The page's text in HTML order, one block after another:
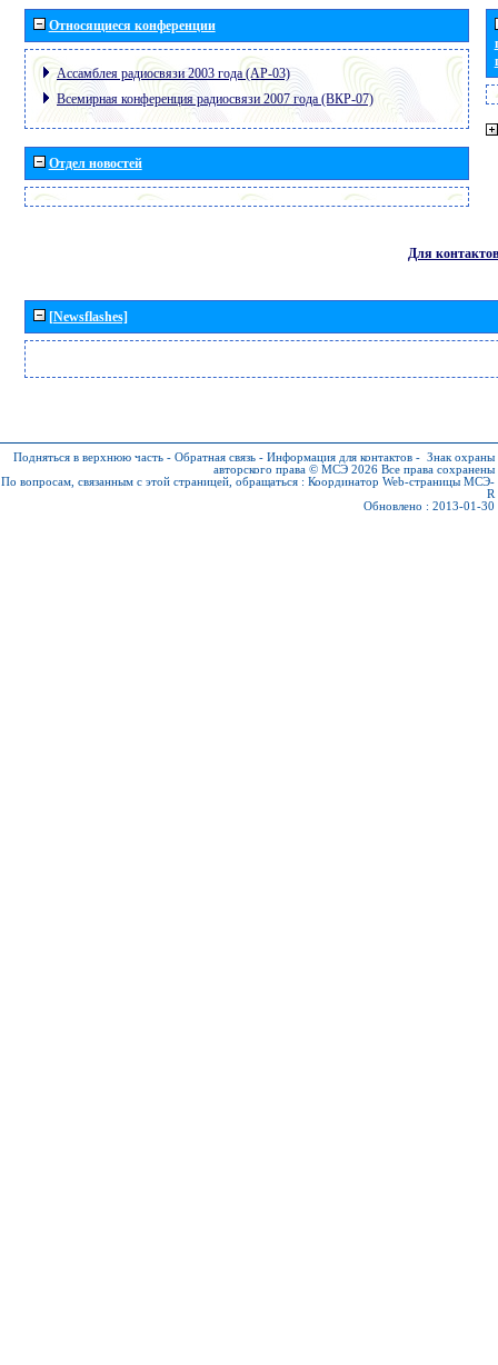
Относящиеся конференции
Ассамблея радиосвязи 2003 года (АР-03)
Всемирная конференция радиосвязи 2007 года (ВКР-07)
Отдел новостей
Для контактов
[Newsflashes]
Подняться в верхнюю часть - Обратная связь - Информация для контактов - Знак охраны
авторского права © МСЭ 2026 Все права сохранены
По вопросам, связанным с этой страницей, обращаться : Координатор Web-страницы МСЭ-
R
Обновлено : 2013-01-30